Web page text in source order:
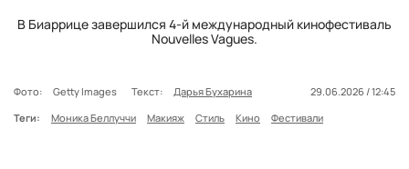
В Биаррице завершился 4-й международный кинофестиваль
Nouvelles Vagues.
Фото: Getty Images Текст: Дарья Бухарина
29.06.2026 / 12:45
Теги:
Моника Беллуччи Макияж Стиль Кино Фестивали